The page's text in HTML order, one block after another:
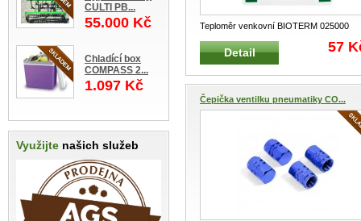
CULTI PB...
55.000 Kč
Chladící box
COMPASS 2...
1.097 Kč
Využijte našich služeb
Teploměr venkovní BIOTERM 025000
Teploměr venkovní samolepící
...
Detail 57
Čepička ventilku pneumatiky CO...